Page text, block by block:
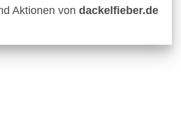
Aktionen von dackelfieber.de